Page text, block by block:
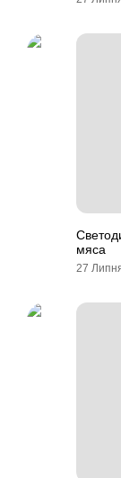
мяса
27